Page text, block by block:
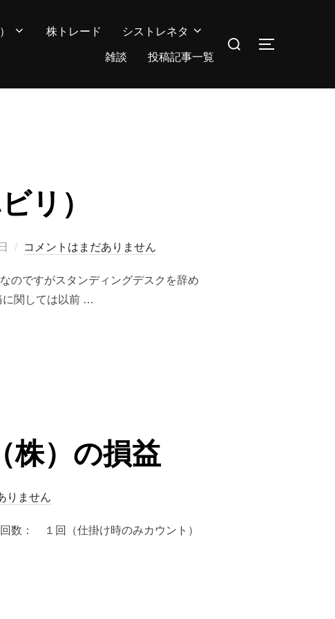
株トレード
シストレネタ
雑談
投稿記事一覧
検
サイドバー
リ）
コメントはまだありません
のですがスタンディングデスクを辞め
に関しては以前 …
）”
）の損益
りません
数： １回（仕掛け時のみカウント）
（株）の損益”